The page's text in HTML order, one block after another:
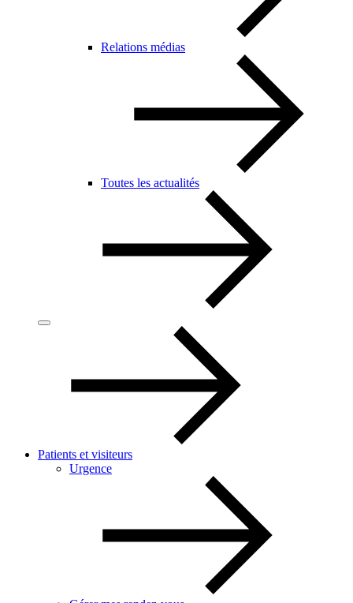
Relations médias
Toutes les actualités
Patients et visiteurs
Urgence